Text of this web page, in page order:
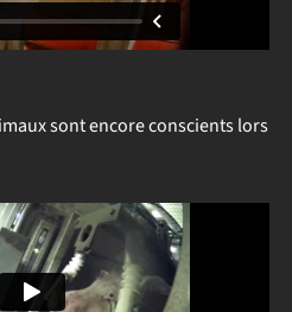
sont encore conscients lors